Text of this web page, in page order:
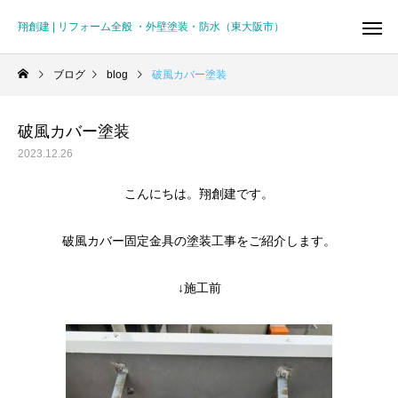
翔創建 | リフォーム全般 ・外壁塗装・防水（東大阪市）
リフォーム
ブログ blog 破風カバー塗装
破風カバー塗装
2023.12.26
こんにちは。翔創建です。
破風カバー固定金具の塗装工事をご紹介します。
↓施工前